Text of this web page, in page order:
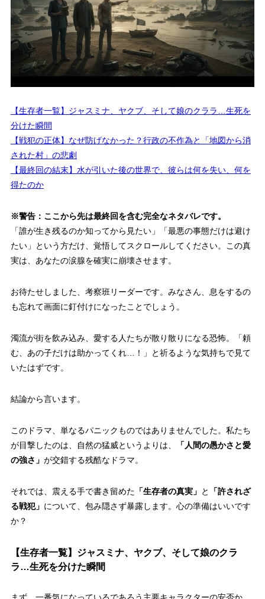
【生存者一覧】ジャスミナ、ヤクブ、そして娘のクララ…生死を
分けた瞬間
【戦犯の正体】なぜ防げなかった？行政の不作為と「地図から消
された村」の悲劇
【最終回の結末】水が引いた後の世界で、彼らは何を失い、何を
得たのか
※警告：ここから先は最終回を含む完全なネタバレです。
「誰が生き残るのか知ってから見たい」「最悪の事態だけは避け
たい」という方だけ、覚悟してスクロールしてください。この真
実は、あなたの涙腺を確実に崩壊させます。
お待たせしました、考察班リーダーです。みなさん、息をするの
も忘れて画面に釘付けになったことでしょう。
濁流が街を飲み込み、愛する人たちが散り散りになる恐怖。
「頼
む、あの子だけは助かってくれ…！」
と祈るような気持ちで見て
いたはずです。
結論から言います。
このドラマ、単なるパニックものではありませんでした。私たち
が目撃したのは、自然の猛威というよりは、
「人間の愚かさと愛
の強さ」 が交錯する残酷なドラマ。
それでは、震える手で書き留めた 「生存者の真実」 と
「許されざ
る戦犯」 について、包み隠さず暴露します。心の準備はいいです
か？
【生存者一覧】ジャスミナ、ヤクブ、そして娘のクラ
ラ…生死を分けた瞬間
まず、一番気になっているであろう主要キャラクターの安否か